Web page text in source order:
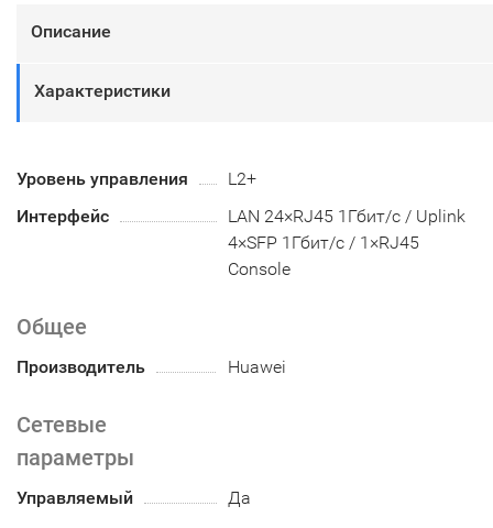
Описание
Характеристики
Уровень управления
L2+
Интерфейс
LAN 24×RJ45 1Гбит/с / Uplink
4×SFP 1Гбит/с / 1×RJ45
Console
Общее
Производитель Huawei
Сетевые
параметры
Управляемый Да